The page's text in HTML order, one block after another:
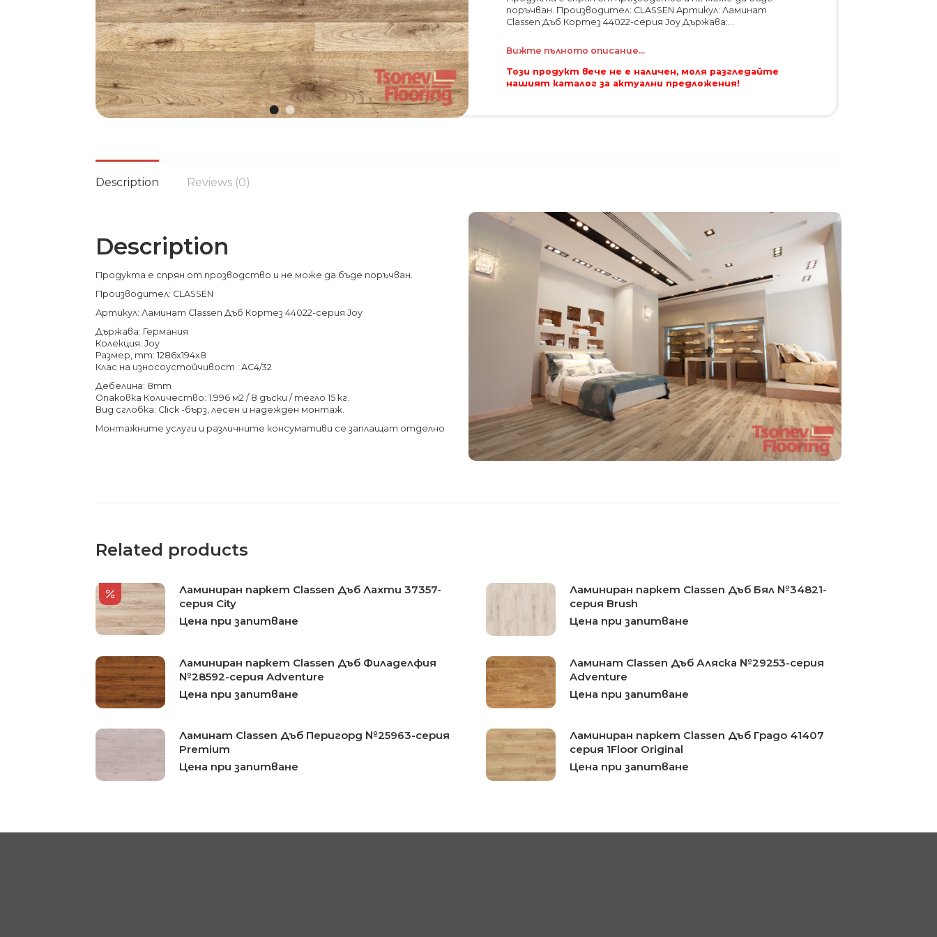
поръчван. Производител: CLASSEN Артикул: Ламинат
Classen Дъб Кортез 44022-серия Joy Държава:...
Вижте пълното описание...
Този продукт вече не е наличен, моля разгледайте
нашият каталог за актуални предложения!
Description Reviews (0)
Description
Продукта е спрян от прозводство и не може да бъде поръчван.
Производител: CLASSEN
Артикул: Ламинат Classen Дъб Кортез 44022-серия Joy
Държава: Германия
Колекция: Joy
Размер, mm: 1286x194x8
Клас на износоустойчивост : AC4/32
Дебелина: 8mm
Опаковка Количество: 1.996 м2 / 8 дъски / тегло 15 кг.
Вид сглобка: Click -бърз, лесен и надежден монтаж.
Монтажните услуги и различните консумативи се заплащат отделно
Related products
Ламиниран паркет Classen Дъб Лахти 37357-
серия City
Цена при запитване
Ламиниран паркет Classen Дъб Бял №34821-
серия Brush
Цена при запитване
Ламиниран паркет Classen Дъб Филаделфия
№28592-серия Adventure
Цена при запитване
Ламинат Classen Дъб Аляска №29253-серия
Adventure
Цена при запитване
Ламинат Classen Дъб Перигорд №25963-серия
Premium
Цена при запитване
Ламиниран паркет Classen Дъб Градо 41407
серия 1Floor Original
Цена при запитване